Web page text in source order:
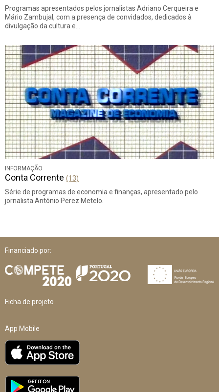
Programas apresentados pelos jornalistas Adriano Cerqueira e
Mário Zambujal, com a presença de convidados, dedicados à
divulgação da cultura e…
INFORMAÇÃO
Conta Corrente (13)
Série de programas de economia e finanças, apresentado pelo
jornalista António Perez Metelo.
Financiado por:
Ficha de projeto
App Mobile